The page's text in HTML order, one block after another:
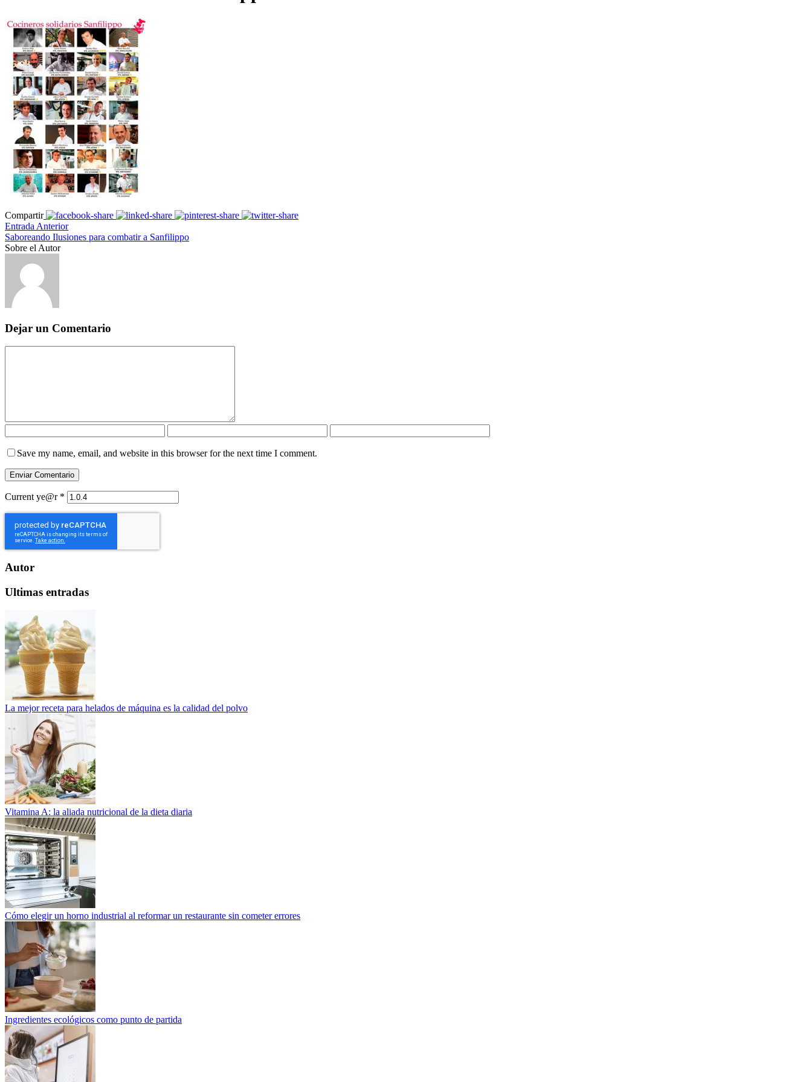
Compartir
Entrada Anterior
Saboreando Ilusiones para combatir a Sanfilippo
Sobre el Autor
Dejar un Comentario
Save my name, email, and website in this browser for the next time I comment.
Current ye@r *
Autor
Ultimas entradas
La mejor receta para helados de máquina es la calidad del polvo
Vitamina A: la aliada nutricional de la dieta diaria
Cómo elegir un horno industrial al reformar un restaurante sin cometer errores
Ingredientes ecológicos como punto de partida